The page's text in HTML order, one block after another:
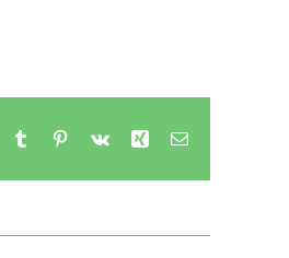
Tumblr Pinterest
Vk Xing E-